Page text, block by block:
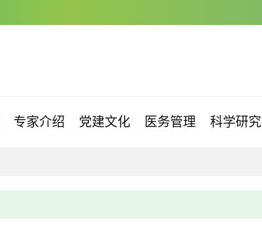
专家介绍 党建文化 医务管理 科学研究